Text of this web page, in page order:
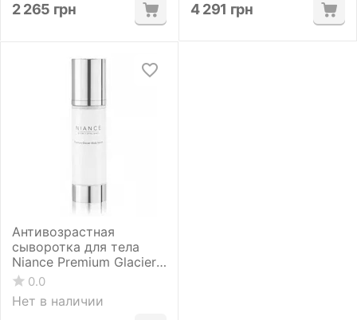
2 265 грн 4 291 грн
Антивозрастная
сыворотка для тела
Niance Premium Glacier
Body Serum 100 мл
0.0
Нет в наличии